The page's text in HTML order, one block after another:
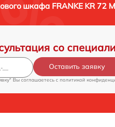
шкафа FRANKE KR 72
со
Оставить заявку
Вы соглашаетесь c политикой